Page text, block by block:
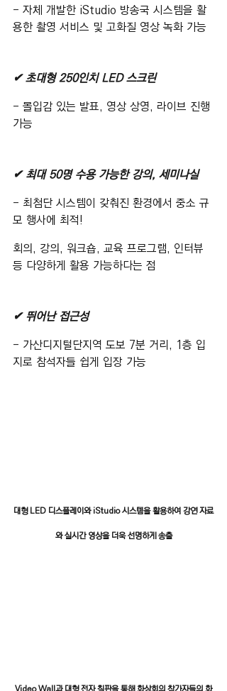
- 자체 개발한 iStudio 방송국 시스템을 활
용한 촬영 서비스 및 고화질 영상 녹화 가능
✔ 초대형 250인치 LED 스크린
- 몰입감 있는 발표, 영상 상영, 라이브 진행
가능
✔ 최대 50명 수용 가능한 강의, 세미나실
- 최첨단 시스템이 갖춰진 환경에서 중소 규
모 행사에 최적!
회의, 강의, 워크숍, 교육 프로그램, 인터뷰
등 다양하게 활용 가능하다는 점
✔ 뛰어난 접근성
- 가산디지털단지역 도보 7분 거리, 1층 입
지로 참석자들 쉽게 입장 가능
대형 LED 디스플레이와 iStudio 시스템을 활용하여 강연 자료
와 실시간 영상을 더욱 선명하게 송출